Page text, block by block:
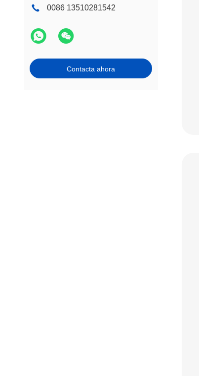
0086 13510281542
Contacta ahora